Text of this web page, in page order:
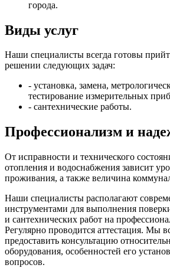
города.
Виды услуг
Наши специалисты всегда готовы
решении следующих задач:
- установка, замена,
тестирование измерительных
- сантехнические работы.
Профессионализм и
От исправности и технического
отопления и водоснабжения зависит
проживания, а также величина
Наши специалисты располагают
инструментами для выполнения
и сантехнических работ на
Регулярно проводится аттестация. Мы
предоставить консультацию
оборудования, особенностей его
вопросов.